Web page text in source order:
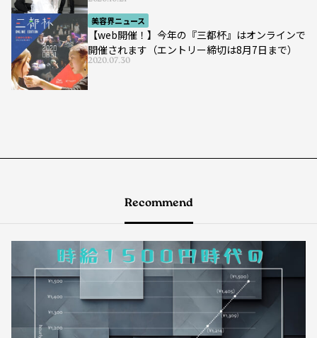
美容界ニュース
【web開催！】今年の『三都杯』はオンラインで
開催されます（エントリー締切は8月7日まで）
2020.07.30
Recommend